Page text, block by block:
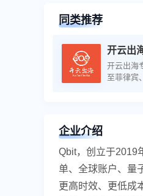
同类推荐
开云出
开云出海
至菲律宾
为客户铺
场的快速
响力实现
企业介绍
Qbit，创立于2019
单、全球账户、量
更高时效、更低成